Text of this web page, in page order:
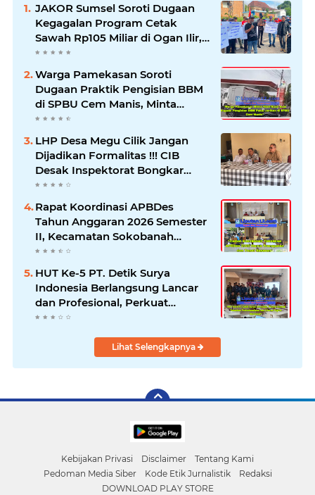
JAKOR Sumsel Soroti Dugaan
Kegagalan Program Cetak
Sawah Rp105 Miliar di Ogan Ilir,
Desak Kadis Pertanian Mundur
Warga Pamekasan Soroti
Dugaan Praktik Pengisian BBM
di SPBU Cem Manis, Minta
Klarifikasi dan Pengawasan
LHP Desa Megu Cilik Jangan
Dijadikan Formalitas !!! CIB
Desak Inspektorat Bongkar
Seluruh Fakta dan Hentikan
Rapat Koordinasi APBDes
Tahun Anggaran 2026 Semester
II, Kecamatan Sokobanah
Libatkan 12 Desa
HUT Ke-5 PT. Detik Surya
Indonesia Berlangsung Lancar
dan Profesional, Perkuat
Kompetensi Wartawan
Lihat Selengkapnya
Kebijakan Privasi Disclaimer
Tentang Kami
Pedoman Media Siber
Kode Etik Jurnalistik
Redaksi
DOWNLOAD PLAY STORE